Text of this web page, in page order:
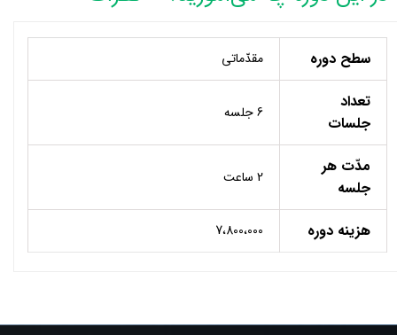
سطح دوره مقدّماتی
تعداد
جلسات
6 جلسه
مدّت هر
جلسه
2 ساعت
هزینه دوره 7،800،000